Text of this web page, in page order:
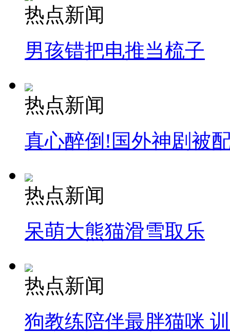
纽约上演“枕头大战”
司机酒驾遇交警 急速倒车逃窜
热点新闻
男孩错把电推当梳子
热点新闻
真心醉倒!国外神剧被
热点新闻
呆萌大熊猫滑雪取乐
热点新闻
狗教练陪伴最胖猫咪